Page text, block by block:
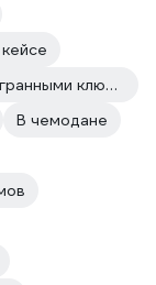
Наборы инструментов в кейсе с шестигранными ключами
В чемодане